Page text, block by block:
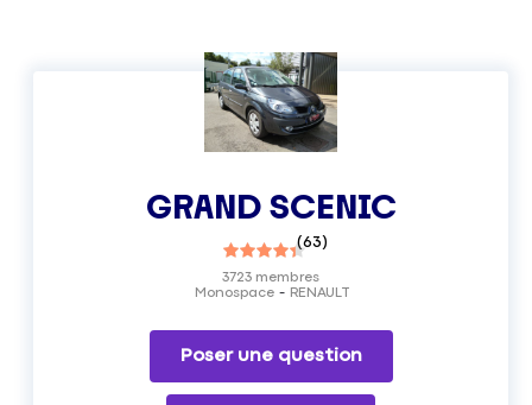
GRAND SCENIC
(63)
Monospace RENAULT
3723 membres
Poser une question